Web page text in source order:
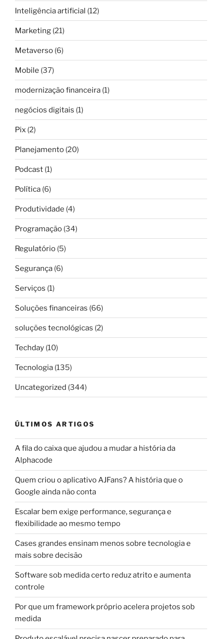
Inteligência artificial (12)
Marketing (21)
Metaverso (6)
Mobile (37)
modernização financeira (1)
negócios digitais (1)
Pix (2)
Planejamento (20)
Podcast (1)
Política (6)
Produtividade (4)
Programação (34)
Regulatório (5)
Segurança (6)
Serviços (1)
Soluções financeiras (66)
soluções tecnológicas (2)
Techday (10)
Tecnologia (135)
Uncategorized (344)
ÚLTIMOS ARTIGOS
A fila do caixa que ajudou a mudar a história da
Alphacode
Quem criou o aplicativo AJFans? A história que o
Google ainda não conta
Escalar bem exige performance, segurança e
flexibilidade ao mesmo tempo
Cases grandes ensinam menos sobre tecnologia e
mais sobre decisão
Software sob medida certo reduz atrito e aumenta
controle
Por que um framework próprio acelera projetos sob
medida